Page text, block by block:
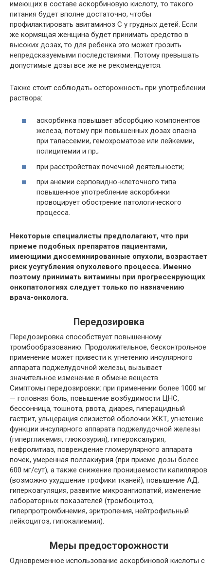
имеющих в составе аскорбиновую кислоту, то такого
питания будет вполне достаточно, чтобы
профилактировать авитаминоз С у грудных детей. Если
же кормящая женщина будет принимать средство в
высоких дозах, то для ребенка это может грозить
непредсказуемыми последствиями. Потому превышать
допустимые дозы все же не рекомендуется.
Также стоит соблюдать осторожность при употреблении
раствора:
аскорбинка повышает абсорбцию компонентов
железа, потому при повышенных дозах опасна
при талассемии, гемохроматозе или лейкемии,
полицитемии и пр.;
при расстройствах почечной деятельности;
при анемии серповидно-клеточного типа
повышенное употребление аскорбинки
провоцирует обострение патологического
процесса.
Некоторые специалисты предполагают, что при
приеме подобных препаратов пациентами,
имеющими диссеминированные опухоли, возрастает
риск усугубления опухолевого процесса. Именно
поэтому принимать витамины при прогрессирующих
онкопатологиях следует только по назначению
врача-онколога.
Передозировка
Передозировка способствует повышенному
тромбообразованию. Продолжительное, бесконтрольное
применение может привести к угнетению инсулярного
аппарата поджелудочной железы, вызывает
значительное изменение в обмене веществ.
Симптомы передозировки: при применении более 1000 мг
— головная боль, повышение возбудимости ЦНС,
бессонница, тошнота, рвота, диарея, гиперацидный
гастрит, ульцерация слизистой оболочки ЖКТ, угнетение
функции инсулярного аппарата поджелудочной железы
(гипергликемия, глюкозурия), гипероксалурия,
нефролитиаз, повреждение гломерулярного аппарата
почек, умеренная поллакиурия (при приеме дозы более
600 мг/сут), а также снижение проницаемости капилляров
(возможно ухудшение трофики тканей), повышение АД,
гиперкоагуляция, развитие микроангиопатий, изменение
лабораторных показателей (тромбоцитоз,
гиперпротромбинемия, эритропения, нейтрофильный
лейкоцитоз, гипокалиемия).
Меры предосторожности
Одновременное использование аскорбиновой кислоты с